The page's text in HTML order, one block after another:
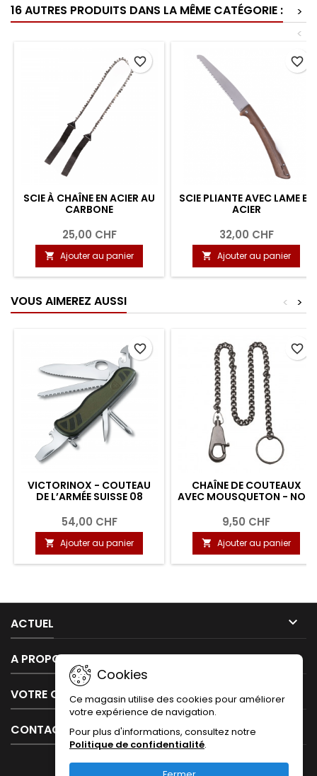
16 AUTRES PRODUITS DANS LA MÊME CATÉGORIE :
>
<
SCIE À CHAÎNE EN ACIER AU
CARBONE
25,00 CHF
 Ajouter au panier
favorite_border
SCIE PLIANTE AVEC LAME EN
ACIER
32,00 CHF
 Ajouter au panier
favorite_border
VOUS AIMEREZ AUSSI >
<
VICTORINOX - COUTEAU
DE L’ARMÉE SUISSE 08
54,00 CHF
 Ajouter au panier
favorite_border
CHAÎNE DE COUTEAUX
AVEC MOUSQUETON - NOIR
9,50 CHF
 Ajouter au panier
favorite_border
ACTUEL 
A PROPOS DE NOUS 
VOTRE COMPTE 
CONTACT
Cookies
Ce magasin utilise des cookies pour améliorer
votre expérience de navigation.
Pour plus d'informations, consultez notre
Politique de confidentialité.